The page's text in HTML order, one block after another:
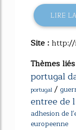
LIRE
Site :
Thèmes
portugal
portugal /
entree de
adhesion de
europeenne